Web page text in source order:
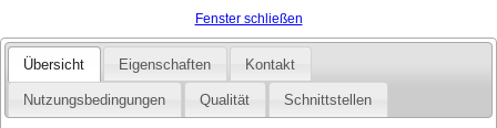
Fenster schließen
Übersicht Eigenschaften Kontakt
Nutzungsbedingungen Qualität Schnittstellen